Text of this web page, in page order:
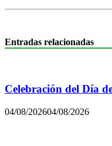
Entradas relacionadas
Celebración del Día
04/08/202604/08/2026